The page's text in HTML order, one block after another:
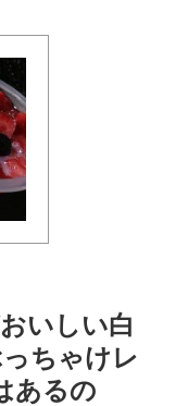
いしい白
ちゃけレ
あるの